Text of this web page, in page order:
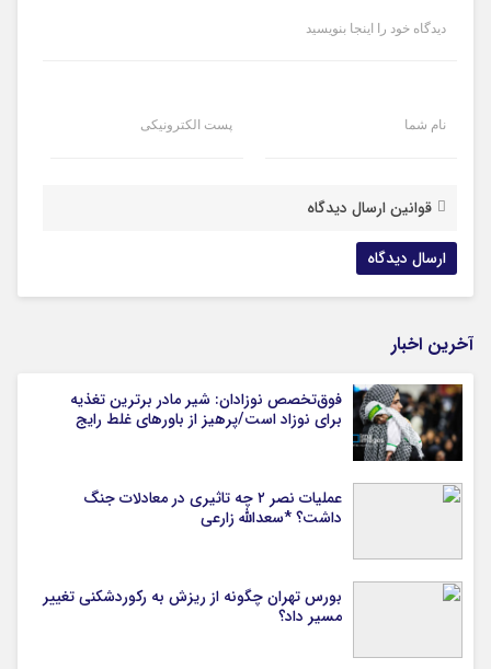
دیدگاه خود را اینجا بنویسید
نام شما پست الکترونیکی
قوانین ارسال دیدگاه
آخرین اخبار
فوق‌تخصص نوزادان: شیر مادر برترین تغذیه
برای نوزاد است/پرهیز از باورهای غلط رایج
عملیات نصر ۲ چه تاثیری در معادلات جنگ
داشت؟ *سعدالله زارعی
بورس تهران چگونه از ریزش به رکوردشکنی تغییر
مسیر داد؟